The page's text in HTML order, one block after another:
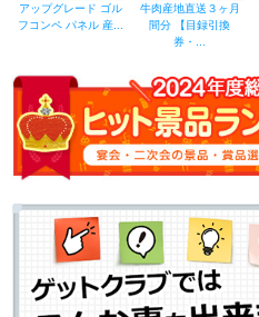
アップグレード ゴル
フコンペ パネル 産...
牛肉産地直送３ヶ月
間分 【目録引換
券・...